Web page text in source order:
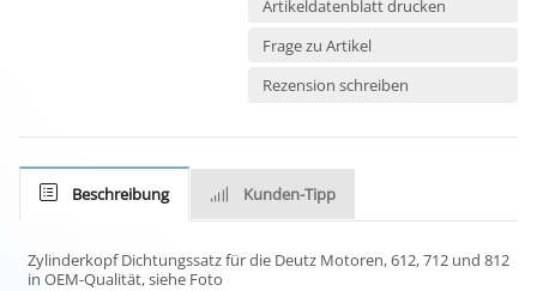
Artikeldatenblatt drucken
Frage zu Artikel
Rezension schreiben
Beschreibung Kunden-Tipp
Zylinderkopf Dichtungssatz für die Deutz Motoren, 612, 712 und 812
in OEM-Qualität, siehe Foto